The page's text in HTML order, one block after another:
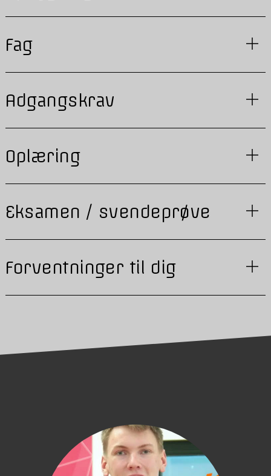
Fag
Adgangskrav
Oplæring
Eksamen / svendeprøve
Forventninger til dig